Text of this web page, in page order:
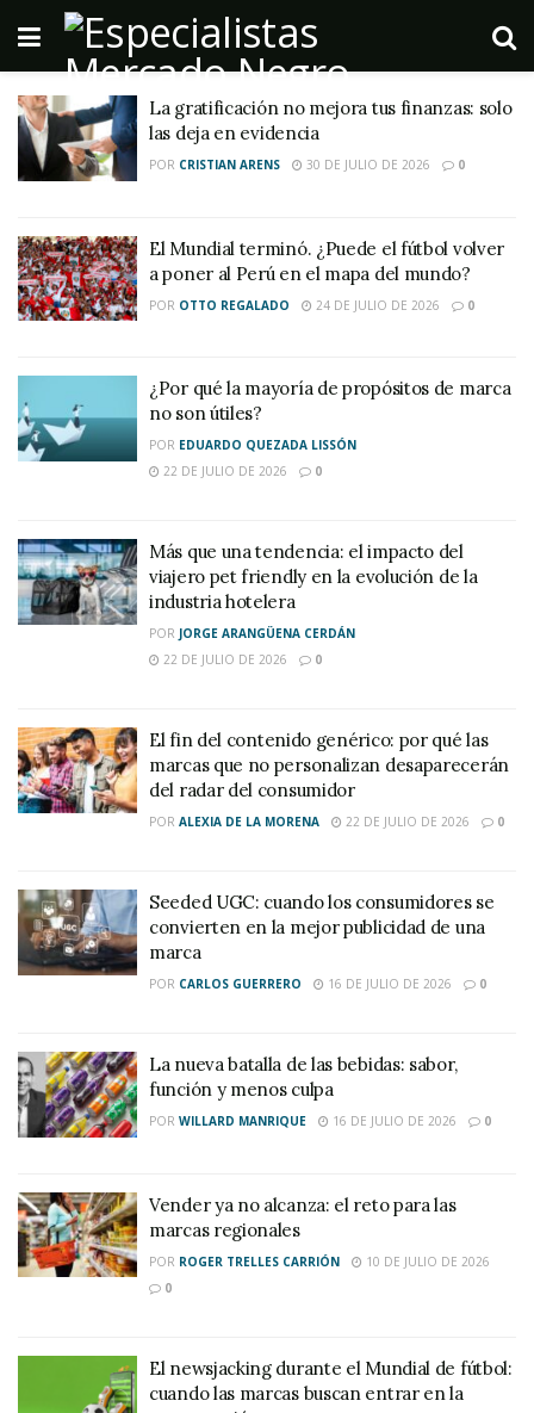
La gratificación no mejora tus finanzas: solo
las deja en evidencia
POR CRISTIAN ARENS 30 DE JULIO DE 2026 0
El Mundial terminó. ¿Puede el fútbol volver
a poner al Perú en el mapa del mundo?
POR OTTO REGALADO 24 DE JULIO DE 2026 0
¿Por qué la mayoría de propósitos de marca
no son útiles?
POR EDUARDO QUEZADA LISSÓN
22 DE JULIO DE 2026
0
Más que una tendencia: el impacto del
viajero pet friendly en la evolución de la
industria hotelera
POR JORGE ARANGÜENA CERDÁN
22 DE JULIO DE 2026
0
El fin del contenido genérico: por qué las
marcas que no personalizan desaparecerán
del radar del consumidor
POR ALEXIA DE LA MORENA 22 DE JULIO DE 2026 0
Seeded UGC: cuando los consumidores se
convierten en la mejor publicidad de una
marca
POR CARLOS GUERRERO 16 DE JULIO DE 2026 0
La nueva batalla de las bebidas: sabor,
función y menos culpa
POR WILLARD MANRIQUE 16 DE JULIO DE 2026 0
Vender ya no alcanza: el reto para las
marcas regionales
POR ROGER TRELLES CARRIÓN
10 DE JULIO DE 2026
0
El newsjacking durante el Mundial de fútbol:
cuando las marcas buscan entrar en la